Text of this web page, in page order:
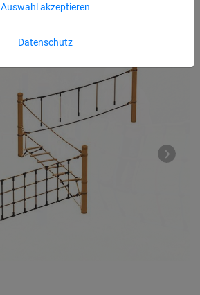
Datenschutz
Auswahl akzeptieren